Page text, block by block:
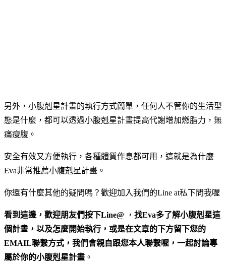
另外，小腹剋星計畫的執行方式簡單，任何人不管你的生活型
態是什麼，都可以透過小腹剋星計畫提高代謝增加燃脂力，無
痛瘦腹。
安全有效又方便執行，各種體質作息都可用，這就是為什麼
Eva非常推薦小腹剋星計畫。
你還有什麼其他的疑問嗎？歡迎加入我們的Line at私下問我喔
看到這邊，歡迎朋友們按下Line@ ， 找Eva多了解小腹剋星這
個計畫，以及怎麼開始執行，或是在文章的下方留下您的
EMAIL聯繫方式，我們會親自跟您本人聯繫喔，一起討論專
屬於你的小腹剋星計畫 。